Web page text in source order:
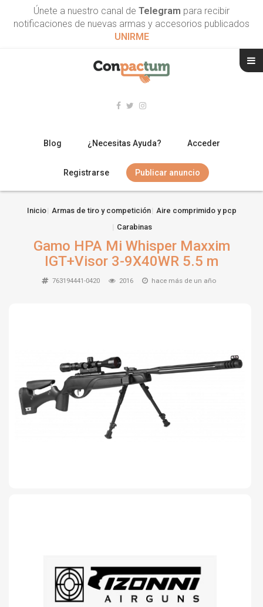
Únete a nuestro canal de Telegram para recibir
notificaciones de nuevas armas y accesorios publicados
UNIRME
Blog ¿Necesitas Ayuda? Acceder
Registrarse Publicar anuncio
ARMAS CORTAS
TIRO Y COMPETICIÓN
Inicio Armas de tiro y competición
Aire comprimido y pcp
Carabinas
Gamo HPA Mi Whisper Maxxim
IGT+Visor 3-9X40WR 5.5 m
763194441-0420 2016 hace más de un año